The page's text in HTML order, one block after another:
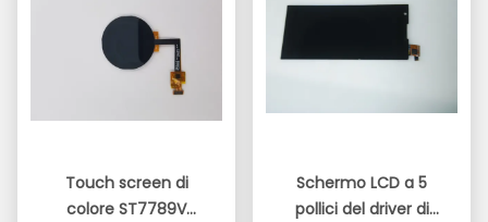
Touch screen di
colore ST7789V
Schermo LCD a 5
pollici del driver di